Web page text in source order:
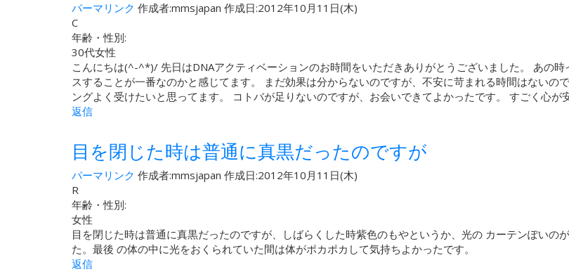
パーマリンク 作成者:mmsjapan 作成日:2012年10月11日(木)
C
年齢・性別:
30代女性
こんにちは(^-^*)/ 先日はDNAアクティベーションのお時間をいただきありがとうございました。 あの
スすることが一番なのかと感じてます。 まだ効果は分からないのですが、不安に苛まれる時間はないの
ングよく受けたいと思ってます。 コトバが足りないのですが、お会いできてよかったです。 すごく心が
返信
目を閉じた時は普通に真黒だったのですが
パーマリンク 作成者:mmsjapan 作成日:2012年10月11日(木)
R
年齢・性別:
女性
目を閉じた時は普通に真黒だったのですが、しばらくした時紫色のもやというか、光の カーテンぽいの
た。最後 の体の中に光をおくられていた間は体がポカポカして気持ちよかったです。
返信